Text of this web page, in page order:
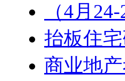
（4月
抬板住
商业地